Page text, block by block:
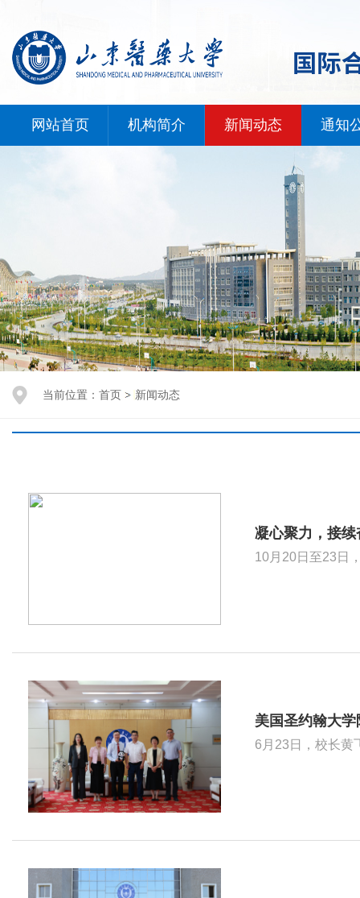
网站首页 机构简介 新闻动态 通知
当前位置： 首页 新闻动态
凝心聚力，接
美国圣约翰大